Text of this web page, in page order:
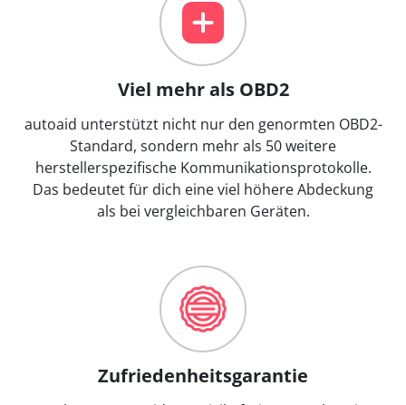
Viel mehr als OBD2
autoaid unterstützt nicht nur den genormten OBD2-
Standard, sondern mehr als 50 weitere
herstellerspezifische Kommunikationsprotokolle.
Das bedeutet für dich eine viel höhere Abdeckung
als bei vergleichbaren Geräten.
Zufriedenheitsgarantie